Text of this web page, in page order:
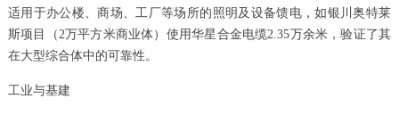
适用于办公楼、商场、工厂等场所的照明及设备馈电，如银川奥特莱
斯项目（2万平方米商业体）使用华星合金电缆2.35万余米，验证了其
在大型综合体中的可靠性。
工业与基建